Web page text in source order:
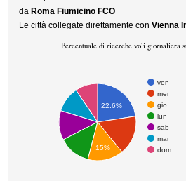
da Roma Fiumicino FCO
Le città collegate direttamente conVienna
Percentuale di ricerche voli giornaliera
ven
mer
gio
lun
sab
mar
dom
22.6%
15%